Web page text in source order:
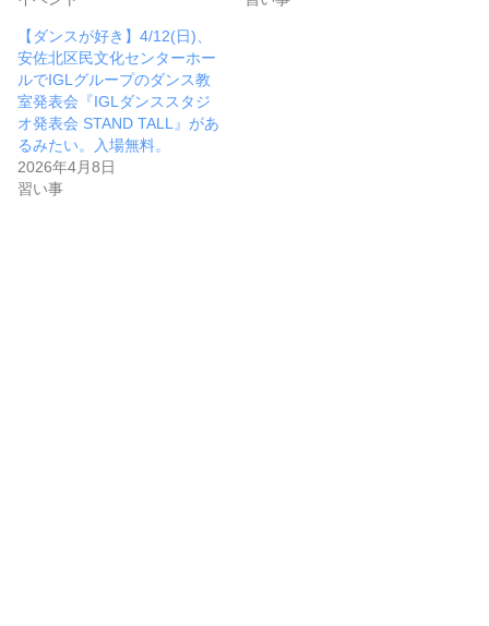
【ダンスが好き】4/12(日)、
安佐北区民文化センターホー
ルでIGLグループのダンス教
室発表会『IGLダンススタジ
オ発表会 STAND TALL』があ
るみたい。入場無料。
2026年4月8日
習い事